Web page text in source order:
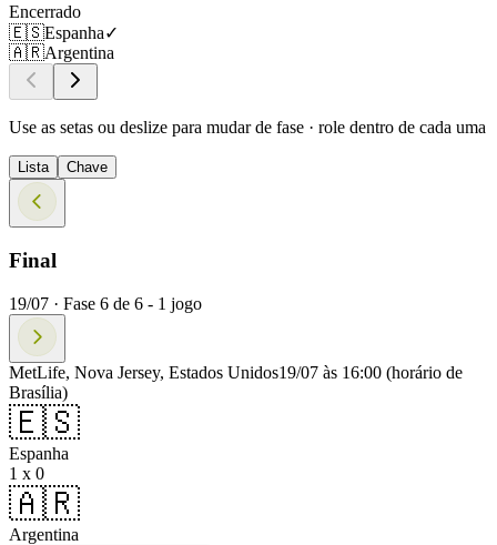
Encerrado
🇪🇸Espanha✓
🇦🇷Argentina
Use as setas ou deslize para mudar de fase · role dentro de cada uma
Lista Chave
Final
19/07 · Fase 6 de 6 - 1 jogo
MetLife, Nova Jersey, Estados Unidos19/07 às 16:00 (horário de
Brasília)
🇪🇸
Espanha
1 x 0
🇦🇷
Argentina